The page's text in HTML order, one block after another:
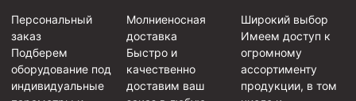
Персональный
заказ
Подберем
оборудование под
индивидуальные
Молниеносная
доставка
Быстро и
качественно
доставим ваш
Широкий выбор
Имеем доступ к
огромному
ассортименту
продукции, в том